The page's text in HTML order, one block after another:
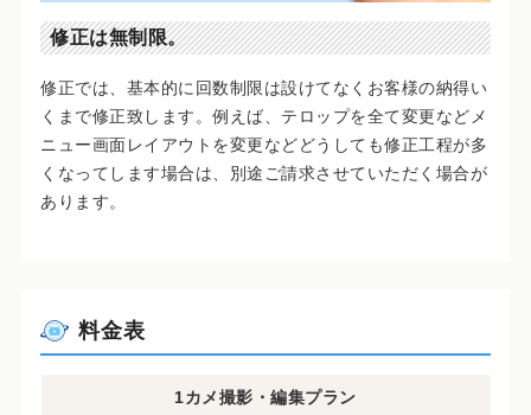
修正は無制限。
修正では、基本的に回数制限は設けてなくお客様の納得い
くまで修正致します。例えば、テロップを全て変更などメ
ニュー画面レイアウトを変更などどうしても修正工程が多
くなってします場合は、別途ご請求させていただく場合が
あります。
料金表
1カメ撮影・編集プラン